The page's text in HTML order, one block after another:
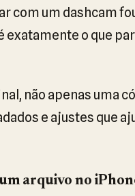
com um dashcam
exatamente o que
não apenas uma
e ajustes que
arquivo no